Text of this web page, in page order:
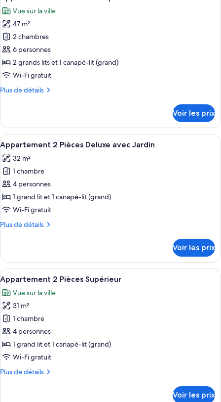
chambre
Studio
Exécutif
toutes
les
photos
pour
ce
type
de
chambre :
Appartement
Classique
Vue sur la ville
47 m²
2 chambres
6 personnes
2 grands lits et 1 canapé-lit (grand)
Wi-Fi gratuit
Plus de détails
Plus
le
type
de
chambre
Appartement
3
Pièces
Classique
Voir les prix
Afficher
toutes
les
photos
pour
ce
type
chambre :
Pièces
Deluxe
avec
Jardin
Un salon moderne avec un canapé
31
Appartement 2 Pièces Deluxe avec Jardin
32 m²
1 chambre
4 personnes
1 grand lit et 1 canapé-lit (grand)
Wi-Fi gratuit
Plus de détails
Plus
le
type
de
chambre
Appartement
2
Pièces
Deluxe
avec
Jardin
Voir les prix
Afficher
toutes
les
photos
pour
ce
type
de
chambre :
Appartement
Un salon moderne comprenant un
14
Appartement 2 Pièces Supérieur
Vue sur la ville
31 m²
1 chambre
4 personnes
1 grand lit et 1 canapé-lit (grand)
Wi-Fi gratuit
Plus de détails
Plus
Voir les prix